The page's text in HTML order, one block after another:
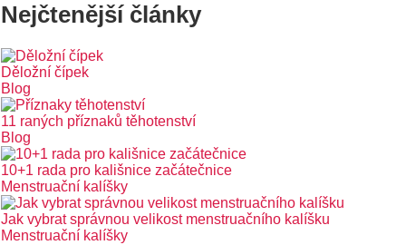
Nejčtenější články
Děložní čípek
Blog
11 raných příznaků těhotenství
Blog
10+1 rada pro kališnice začátečnice
Menstruační kalíšky
Jak vybrat správnou velikost menstruačního kalíšku
Menstruační kalíšky